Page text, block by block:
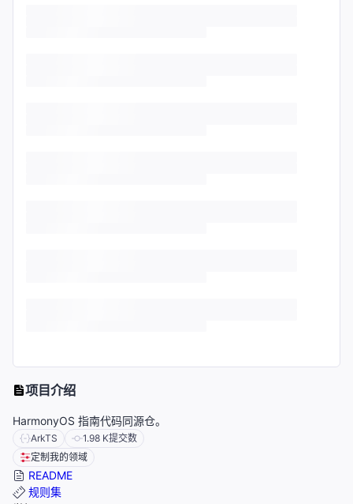
项目介绍
HarmonyOS 指南代码同源仓。
ArkTS 1.98 K提交数
定制我的领域
README
规则集